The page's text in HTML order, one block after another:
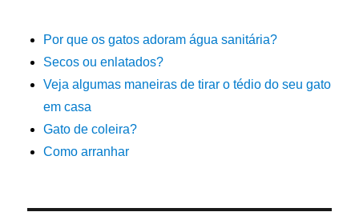
Por que os gatos adoram água sanitária?
Secos ou enlatados?
Veja algumas maneiras de tirar o tédio do seu gato
em casa
Gato de coleira?
Como arranhar